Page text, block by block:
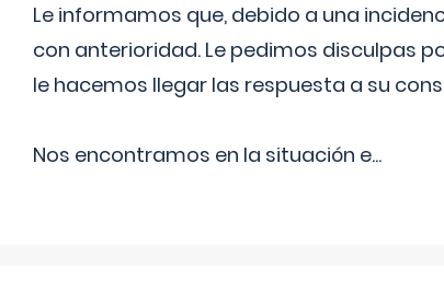
Le informamos que, debido a una
con anterioridad. Le pedimos disculpas
le hacemos llegar las respuesta a su
Nos encontramos en la situación e...